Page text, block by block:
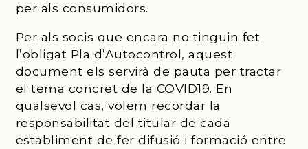
per als consumidors.
Per als socis que encara no tinguin fet
l’obligat Pla d’Autocontrol, aquest
document els servirà de pauta per tractar
el tema concret de la COVID19. En
qualsevol cas, volem recordar la
responsabilitat del titular de cada
establiment de fer difusió i formació entre